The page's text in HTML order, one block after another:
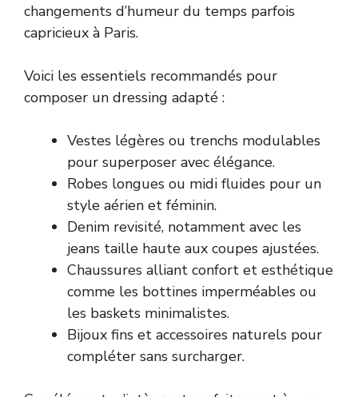
changements d’humeur du temps parfois
capricieux à Paris.
Voici les essentiels recommandés pour
composer un dressing adapté :
Vestes légères ou trenchs modulables
pour superposer avec élégance.
Robes longues ou midi fluides pour un
style aérien et féminin.
Denim revisité, notamment avec les
jeans taille haute aux coupes ajustées.
Chaussures alliant confort et esthétique
comme les bottines imperméables ou
les baskets minimalistes.
Bijoux fins et accessoires naturels pour
compléter sans surcharger.